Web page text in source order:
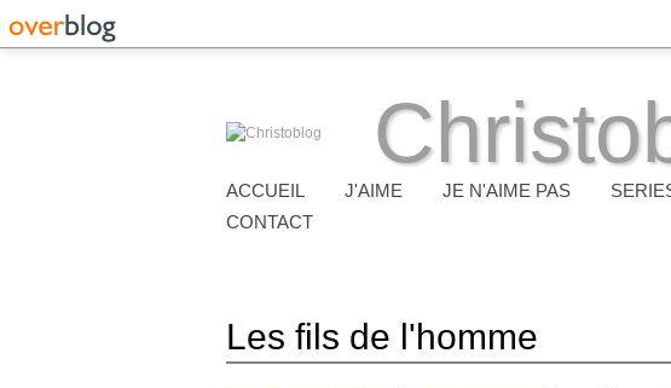
ACCUEIL J'AIME JE N'AIME PAS
CONTACT
Les fils de l'homme